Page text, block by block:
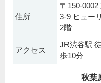
住所
〒150-
3-9 ヒュー
2階
アクセス
JR渋谷駅
歩10分
秋葉